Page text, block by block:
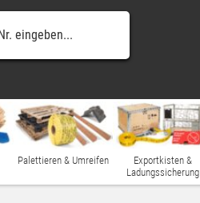
Palettieren & Umreifen
Exportkisten &
Ladungssicherung